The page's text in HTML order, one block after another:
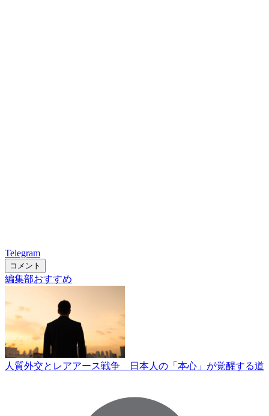
Telegram
コメント
編集部おすすめ
人質外交とレアアース戦争 日本人の「本心」が覚醒する道